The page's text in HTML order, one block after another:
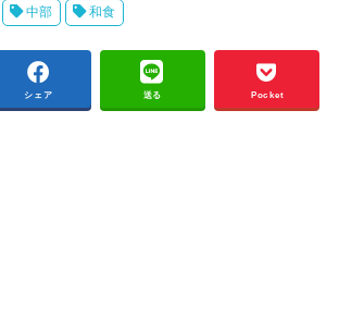
中部 和食
シェア 送る Pocket